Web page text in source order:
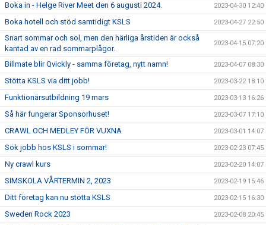
Boka in - Helge River Meet den 6 augusti 2024. 2023-04-30 12:40
Boka hotell och stöd samtidigt KSLS 2023-04-27 22:50
Snart sommar och sol, men den härliga årstiden är också
kantad av en rad sommarplågor.
2023-04-15 07:20
Billmate blir Qvickly - samma företag, nytt namn! 2023-04-07 08:30
Stötta KSLS via ditt jobb! 2023-03-22 18:10
Funktionärsutbildning 19 mars 2023-03-13 16:26
Så här fungerar Sponsorhuset! 2023-03-07 17:10
CRAWL OCH MEDLEY FÖR VUXNA 2023-03-01 14:07
Sök jobb hos KSLS i sommar! 2023-02-23 07:45
Ny crawl kurs 2023-02-20 14:07
SIMSKOLA VÅRTERMIN 2, 2023 2023-02-19 15:46
Ditt företag kan nu stötta KSLS 2023-02-15 16:30
Sweden Rock 2023 2023-02-08 20:45